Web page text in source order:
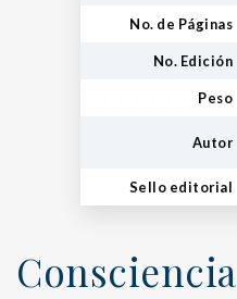
No. de Páginas
No. Edición
Peso
Autor
Sello editorial
Consciencia